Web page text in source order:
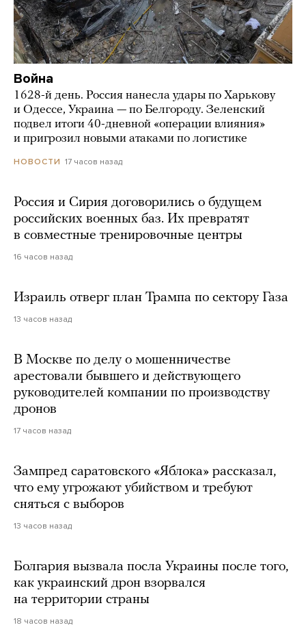
Война
1628-й день. Россия нанесла удары по Харькову
и Одессе, Украина — по Белгороду. Зеленский
подвел итоги 40-дневной «операции влияния»
и пригрозил новыми атаками по логистике
НОВОСТИ 17 часов назад
Россия и Сирия договорились о будущем
российских военных баз. Их превратят
в совместные тренировочные центры
16 часов назад
Израиль отверг план Трампа по сектору Газа
13 часов назад
В Москве по делу о мошенничестве
арестовали бывшего и действующего
руководителей компании по производству
дронов
17 часов назад
Зампред саратовского «Яблока» рассказал,
что ему угрожают убийством и требуют
сняться с выборов
13 часов назад
Болгария вызвала посла Украины после того,
как украинский дрон взорвался
на территории страны
18 часов назад